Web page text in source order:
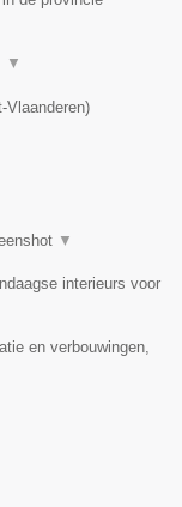
▼
Vlaanderen)
▼
interieurs voor
en verbouwingen,